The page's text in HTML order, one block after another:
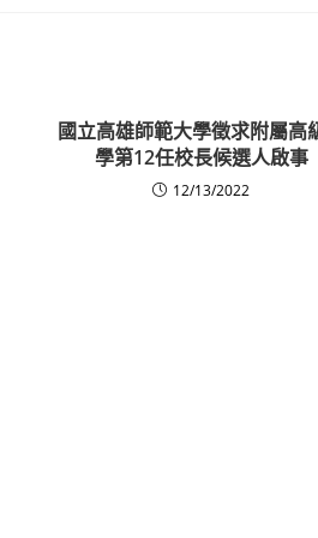
國立高雄師範大學徵求附屬高
學第12任校長候選人啟事
12/13/2022